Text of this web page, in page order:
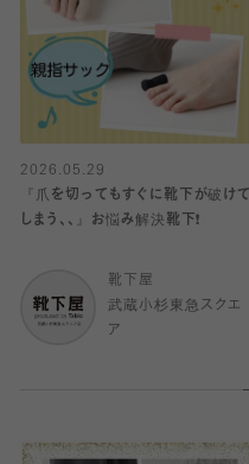
2026.05.29
『爪を切ってもすぐに靴下が破けて
しまう、、』お悩み解決靴下❗️
靴下屋
武蔵小杉東急スクエ
ア